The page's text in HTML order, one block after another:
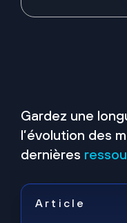
Gardez une
l’évolution des
dernières
Article